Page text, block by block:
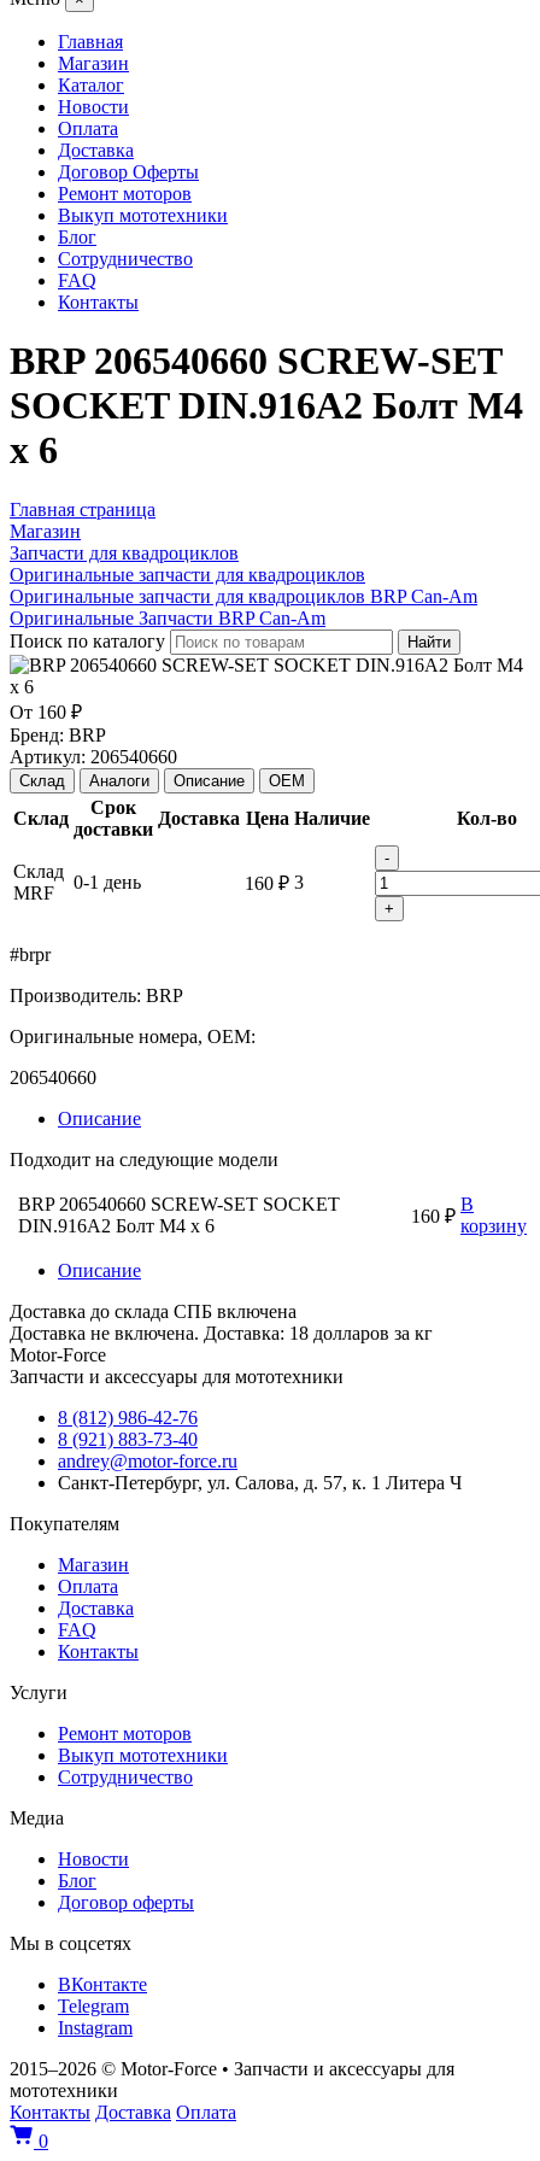
Главная
Магазин
Каталог
Новости
Оплата
Доставка
Договор Оферты
Ремонт моторов
Выкуп мототехники
Блог
Сотрудничество
FAQ
Контакты
BRP 206540660 SCREW-SET
SOCKET DIN.916A2 Болт M4
x 6
Главная страница
Магазин
Запчасти для квадроциклов
Оригинальные запчасти для квадроциклов
Оригинальные запчасти для квадроциклов BRP Can-Am
Оригинальные Запчасти BRP Can-Am
Поиск по каталогу
Найти
От 160 ₽
Бренд: BRP
Артикул: 206540660
Склад Аналоги Описание OEM
Склад
Срок
доставки
Доставка Цена Наличие Кол-во
Склад
MRF
0-1 день 160 ₽ 3
-
+
#brpr
Производитель: BRP
Оригинальные номера, OEM:
206540660
Описание
Подходит на следующие модели
BRP 206540660 SCREW-SET SOCKET
DIN.916A2 Болт M4 x 6
160 ₽
В
корзину
Описание
Доставка до склада СПБ включена
Доставка не включена. Доставка: 18 долларов за кг
Motor-Force
Запчасти и аксессуары для мототехники
8 (812) 986-42-76
8 (921) 883-73-40
andrey@motor-force.ru
Санкт-Петербург, ул. Салова, д. 57, к. 1 Литера Ч
Покупателям
Магазин
Оплата
Доставка
FAQ
Контакты
Услуги
Ремонт моторов
Выкуп мототехники
Сотрудничество
Медиа
Новости
Блог
Договор оферты
Мы в соцсетях
ВКонтакте
Telegram
Instagram
2015–2026 © Motor‑Force • Запчасти и аксессуары для
мототехники
Контакты Доставка Оплата
0